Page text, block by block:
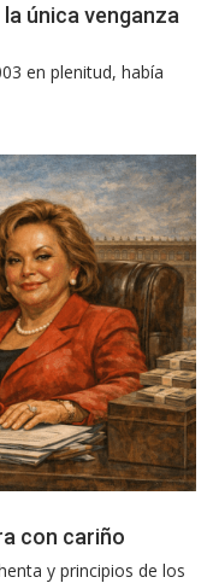
única venganza
en plenitud, había
con cariño
y principios de los